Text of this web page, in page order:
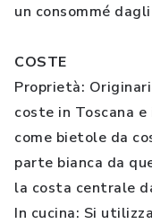
un consommé
COSTE
Proprietà:
coste in Toscana
come bietole da
parte bianca da
la costa centrale
In cucina: Si